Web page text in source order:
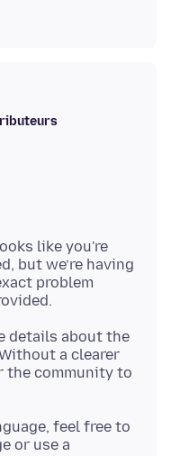
like you're
but we’re having
problem
details about the
a clearer
the community to
feel free to
or use a